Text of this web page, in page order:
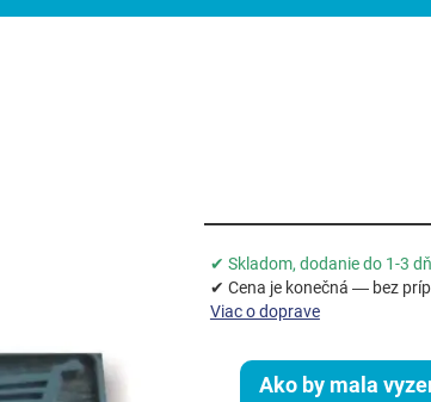
✔ Skladom, dodanie do 1-3
✔ Cena je konečná — bez
Viac o doprave
Ako by mala